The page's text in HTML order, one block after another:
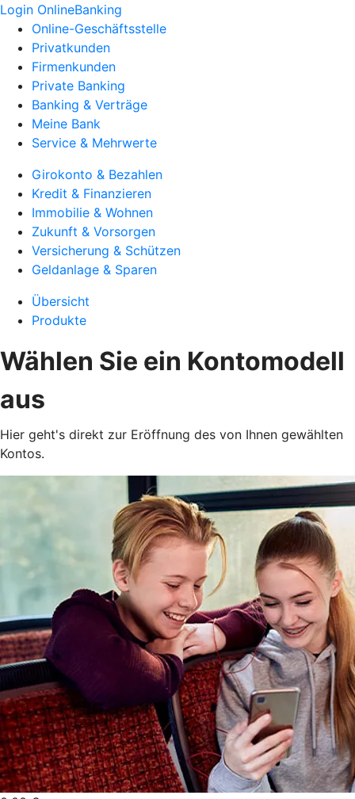
Login OnlineBanking
Online-Geschäftsstelle
Privatkunden
Firmenkunden
Private Banking
Banking & Verträge
Meine Bank
Service & Mehrwerte
Girokonto & Bezahlen
Kredit & Finanzieren
Immobilie & Wohnen
Zukunft & Vorsorgen
Versicherung & Schützen
Geldanlage & Sparen
Übersicht
Produkte
Wählen Sie ein Kontomodell
aus
Hier geht's direkt zur Eröffnung des von Ihnen gewählten
Kontos.